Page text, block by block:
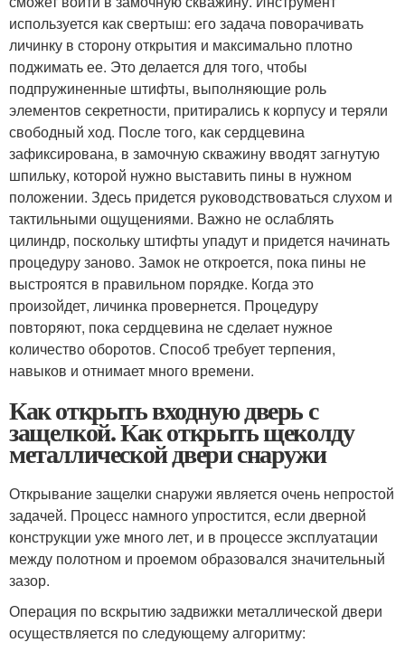
используется как свертыш: его задача поворачивать
личинку в сторону открытия и максимально плотно
поджимать ее. Это делается для того, чтобы
подпружиненные штифты, выполняющие роль
элементов секретности, притирались к корпусу и теряли
свободный ход. После того, как сердцевина
зафиксирована, в замочную скважину вводят загнутую
шпильку, которой нужно выставить пины в нужном
положении. Здесь придется руководствоваться слухом и
тактильными ощущениями. Важно не ослаблять
цилиндр, поскольку штифты упадут и придется начинать
процедуру заново. Замок не откроется, пока пины не
выстроятся в правильном порядке. Когда это
произойдет, личинка провернется. Процедуру
повторяют, пока сердцевина не сделает нужное
количество оборотов. Способ требует терпения,
навыков и отнимает много времени.
Как открыть входную дверь с
защелкой. Как открыть щеколду
металлической двери снаружи
Открывание защелки снаружи является очень непростой
задачей. Процесс намного упростится, если дверной
конструкции уже много лет, и в процессе эксплуатации
между полотном и проемом образовался значительный
зазор.
Операция по вскрытию задвижки металлической двери
осуществляется по следующему алгоритму: